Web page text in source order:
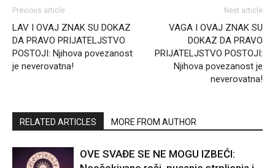
Previous article
LAV I OVAJ ZNAK SU DOKAZ
DA PRAVO PRIJATELJSTVO
POSTOJI: Njihova povezanost
je neverovatna!
Next article
VAGA I OVAJ ZNAK SU
DOKAZ DA PRAVO
PRIJATELJSTVO POSTOJI:
Njihova povezanost je
neverovatna!
RELATED ARTICLES MORE FROM AUTHOR
OVE SVAĐE SE NE MOGU IZBEĆI: